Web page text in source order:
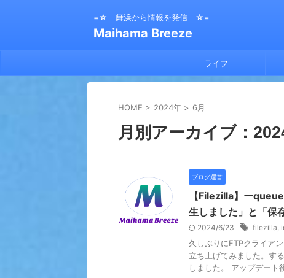
=☆ 舞浜から情報を発信 ☆=
Maihama Breeze
ライフ
HOME > 2024年 > 6月
月別アーカイブ：
ブログ運営
【Filezilla】ー
生しました」と「保
2024/6/23 filezilla,
久しぶりにFTPクライア
立ち上げてみました。す
しました。 アップデート